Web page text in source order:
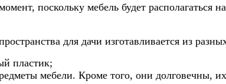
поскольку мебель будет
для дачи изготавливается из
пластик;
мебели. Кроме того, они долговечны,